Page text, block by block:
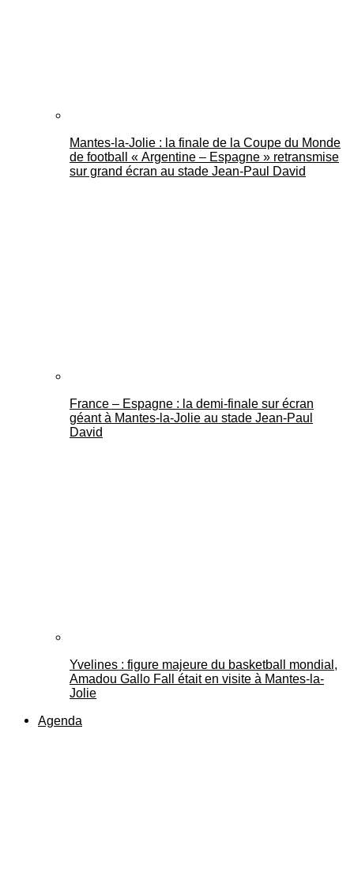
Mantes-la-Jolie : la finale de la Coupe du Monde
de football « Argentine – Espagne » retransmise
sur grand écran au stade Jean-Paul David
France – Espagne : la demi-finale sur écran
géant à Mantes-la-Jolie au stade Jean-Paul
David
Yvelines : figure majeure du basketball mondial,
Amadou Gallo Fall était en visite à Mantes-la-
Jolie
Agenda